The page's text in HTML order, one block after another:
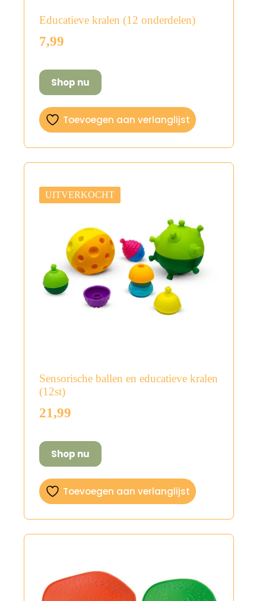
Educatieve kralen (12 onderdelen)
7,99
Shop nu
Toevoegen aan verlanglijst
UITVERKOCHT
Sensorische ballen en educatieve kralen
(12st)
21,99
Shop nu
Toevoegen aan verlanglijst